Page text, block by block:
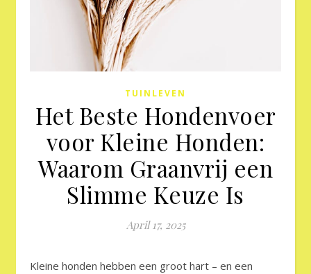
TUINLEVEN
Het Beste Hondenvoer
voor Kleine Honden:
Waarom Graanvrij een
Slimme Keuze Is
April 17, 2025
Kleine honden hebben een groot hart – en een